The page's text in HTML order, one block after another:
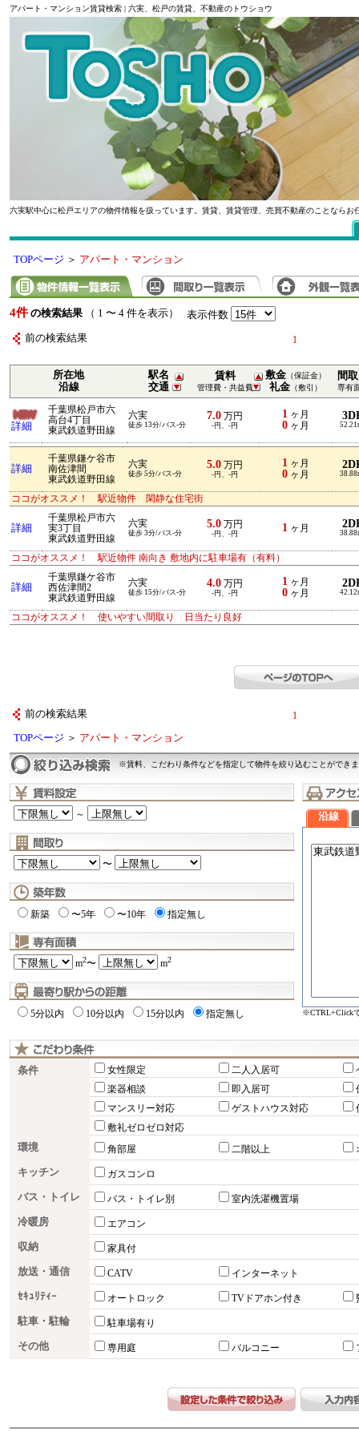
アパート・マンション賃貸検索 | 六実、松戸の賃貸、不動産のトウショウ
六実駅中心に松戸エリアの物件情報を扱っています。賃貸、賃貸管理、売買不動産のことならお
TOPページ ＞ アパート・マンション
4件 の検索結果 （ 1 〜 4 件を表示） 表示件数
前の検索結果 1
所在地
沿線
駅名
交通
賃料
管理費・共益費
敷金（保証金）
礼金（敷引）
間
専有
詳細
千葉県松戸市六
高台4丁目
東武鉄道野田線
六実
徒歩 13分/バス-分
7.0 万円
-円、-円
1 ヶ月
0ヶ月
詳細
千葉県鎌ケ谷市
南佐津間
東武鉄道野田線
六実
徒歩 5分/バス-分
5.0 万円
-円、-円
1 ヶ月
0ヶ月
ココがオススメ！ 駅近物件 閑静な住宅街
詳細
千葉県松戸市六
実3丁目
東武鉄道野田線
六実
徒歩 3分/バス-分
5.0 万円
-円、-円 1 ヶ月
ココがオススメ！ 駅近物件 南向き 敷地内に駐車場有（有料）
詳細
千葉県鎌ケ谷市
西佐津間2
東武鉄道野田線
六実
徒歩 15分/バス-分
4.0 万円
-円、-円
1 ヶ月
0ヶ月
ココがオススメ！ 使いやすい間取り 日当たり良好
前の検索結果 1
TOPページ ＞ アパート・マンション
※賃料、こだわり条件などを指定して物件を絞り込むことができ
～
〜
新築 〜5年 〜10年 指定無し
m2〜 m2
5分以内 10分以内 15分以内 指定無し
沿線
※CTRL+Click
条件 女性限定 二人入居可
楽器相談
即入居可
マンスリー対応
ゲストハウス対応
敷礼ゼロゼロ対応
環境 角部屋 二階以上
キッチン ガスコンロ
バス・トイレ バス・トイレ別 室内洗濯機置場
冷暖房 エアコン
収納 家具付
放送・通信 CATV インターネット
ｾｷｭﾘﾃｨｰ オートロック TVドアホン付き
駐車・駐輪 駐車場有り
その他 専用庭 バルコニー